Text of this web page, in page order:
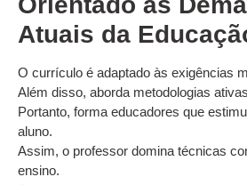
Atuais da
O currículo é adaptado às exigências
Além disso, aborda metodologias
Portanto, forma educadores que
aluno.
Assim, o professor domina técnicas
ensino.